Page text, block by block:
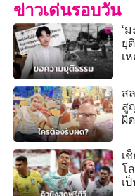
ข่าวเด่นรอบวัน
‘
ยุ
เ
ส
สู
ผิ
เ
โ
เ